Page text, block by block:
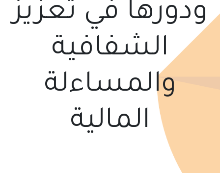
ودورها في تعزيز
الشفافية
والمساءلة
المالية